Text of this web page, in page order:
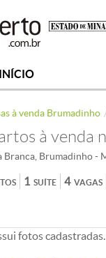
INÍCIO
à venda Brumadinho
à venda
Branca, Brumadinho -
SUÍTE
1 VAGAS
4
fotos cadastradas.